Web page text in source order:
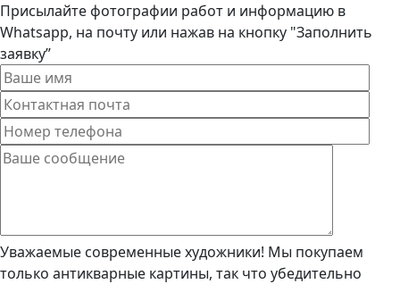
Присылайте фотографии работ и информацию в
Whatsapp, на почту или нажав на кнопку "Заполнить
заявку”
Уважаемые современные художники! Мы покупаем
только антикварные картины, так что убедительно